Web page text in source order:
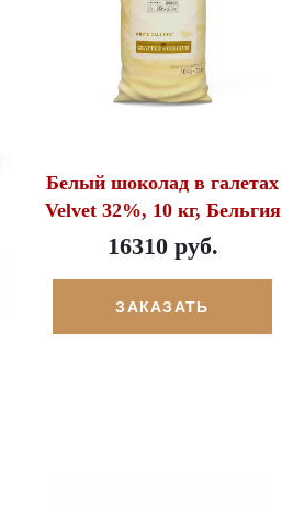
Белый шоколад в галетах
Velvet 32%, 10 кг, Бельгия
16310 руб.
ЗАКАЗАТЬ